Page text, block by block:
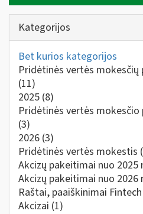
Kategorijos
Bet kurios kategorijos
Pridėtinės vertės
(11)
2025 (8)
Pridėtinės vertės
(3)
2026 (3)
Pridėtinės vertės mokestis
Akcizų pakeitimai nuo 2025
Akcizų pakeitimai nuo 2026
Raštai, paaiškinimai Fintech
Akcizai (1)